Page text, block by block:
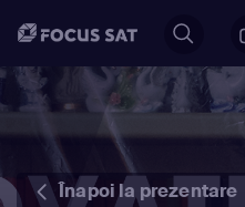
Înapoi la prezentare